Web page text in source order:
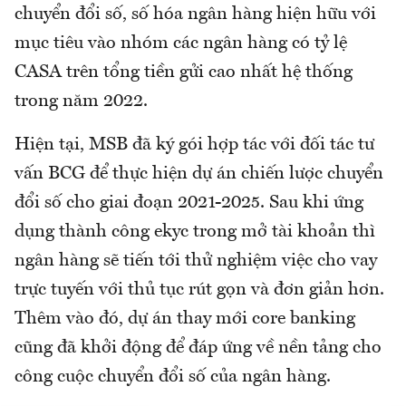
chuyển đổi số, số hóa ngân hàng hiện hữu với
mục tiêu vào nhóm các ngân hàng có tỷ lệ
CASA trên tổng tiền gửi cao nhất hệ thống
trong năm 2022.
Hiện tại, MSB đã ký gói hợp tác với đối tác tư
vấn BCG để thực hiện dự án chiến lược chuyển
đổi số cho giai đoạn 2021-2025. Sau khi ứng
dụng thành công ekyc trong mở tài khoản thì
ngân hàng sẽ tiến tới thử nghiệm việc cho vay
trực tuyến với thủ tục rút gọn và đơn giản hơn.
Thêm vào đó, dự án thay mới core banking
cũng đã khởi động để đáp ứng về nền tảng cho
công cuộc chuyển đổi số của ngân hàng.